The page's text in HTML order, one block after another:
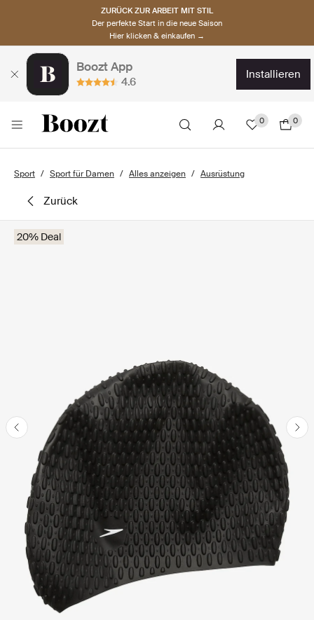
ZURÜCK ZUR ARBEIT MIT STIL
Der perfekte Start in die neue Saison
Hier klicken & einkaufen →
Boozt App
4.6
installieren
0 0
Sport Sport für Damen Alles anzeigen Ausrüstung
zurück
20% Deal